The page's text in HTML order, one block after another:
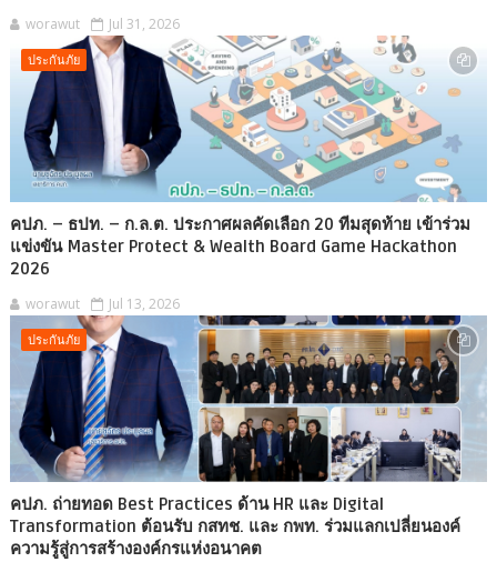
worawut Jul 31, 2026
ประกันภัย
คปภ. – ธปท. – ก.ล.ต. ประกาศผลคัดเลือก 20 ทีมสุดท้าย เข้าร่วม
แข่งขัน Master Protect & Wealth Board Game Hackathon
2026
worawut Jul 13, 2026
ประกันภัย
คปภ. ถ่ายทอด Best Practices ด้าน HR และ Digital
Transformation ต้อนรับ กสทช. และ กพท. ร่วมแลกเปลี่ยนองค์
ความรู้สู่การสร้างองค์กรแห่งอนาคต